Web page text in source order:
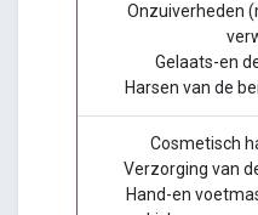
Onzuiverheden
Gelaats-en
Harsen van de
Cosmetisch
Verzorging van
Hand-en